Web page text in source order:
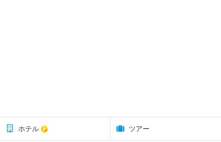
ホテル ツアー